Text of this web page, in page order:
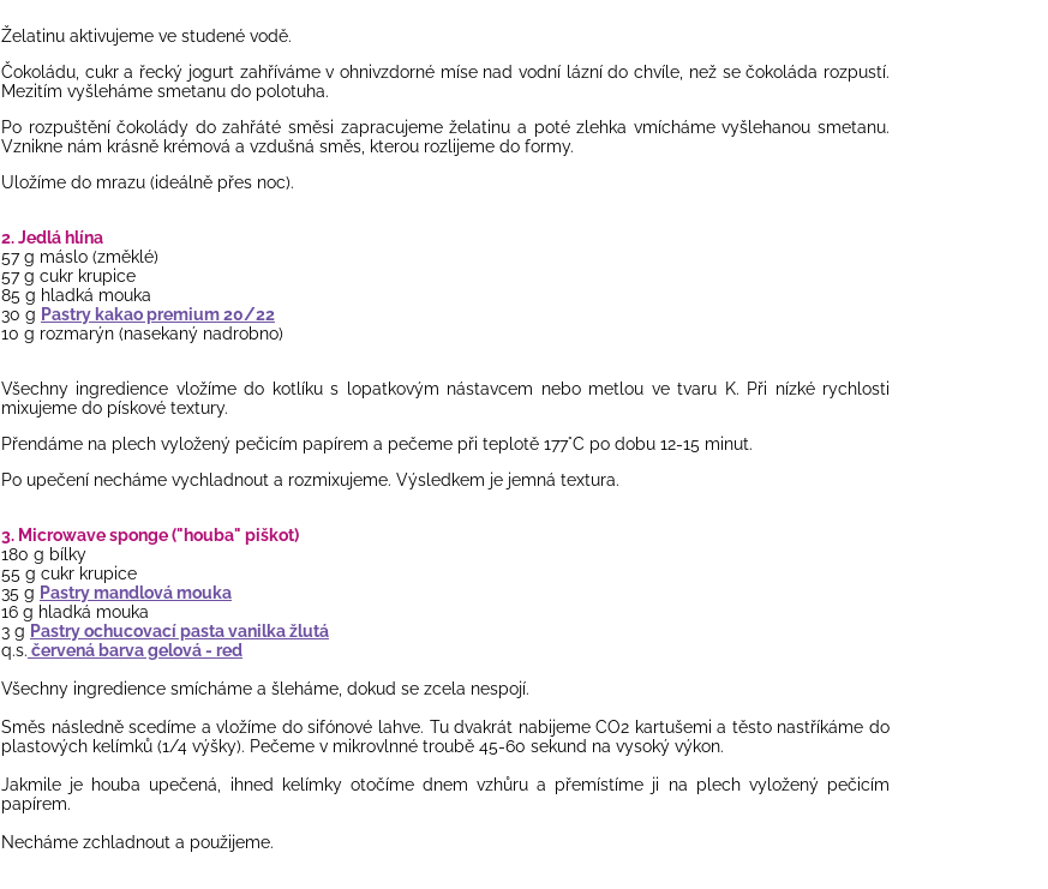
Želatinu aktivujeme ve studené vodě.
Čokoládu, cukr a řecký jogurt zahříváme v ohnivzdorné míse nad vodní lázní do chvíle, než sečokoláda rozpustí.
Mezitím vyšleháme smetanu do polotuha.
Po rozpuštění čokolády do zahřáté směsi zapracujeme želatinu a poté zlehka vmícháme vyšlehanou smetanu.
Vznikne nám krásně krémová a vzdušná směs, kterou rozlijeme do formy.
Uložíme do mrazu (ideálně přes noc).
2. Jedlá hlína
57 g máslo (změklé)
57 g cukr krupice
85 g hladká mouka
30 g Pastry kakao premium 20/22
10 g rozmarýn (nasekaný nadrobno)
Všechny ingredience vložíme do kotlíku s lopatkovým nástavcem nebo metlou ve tvaru K. Při nízké rychlosti
mixujeme do pískové textury.
Přendáme na plech vyložený pečicím papírem a pečeme při teplotě 177°C po dobu 12-15 minut.
Po upečení necháme vychladnout a rozmixujeme. Výsledkem je jemná textura.
3. Microwave sponge ("houba" piškot)
180 g bílky
55 g cukr krupice
35 g Pastry mandlová mouka
16 g hladká mouka
3 g Pastry ochucovací pasta vanilka žlutá
q.s. červená barva gelová - red
Všechny ingredience smícháme a šleháme, dokud se zcela nespojí.
Směs následně scedíme a vložíme do sifónové lahve. Tu dvakrát nabijeme CO2 kartušemi a těsto nastříkáme do
plastových kelímků (1/4 výšky). Pečeme v mikrovlnné troubě 45-60 sekund na vysoký výkon.
Jakmile je houba upečená, ihned kelímky otočíme dnem vzhůru a přemístíme ji na plech vyložený pečicím
papírem.
Necháme zchladnout a použijeme.